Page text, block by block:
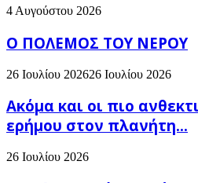
4 Αυγούστου 2026
Ο ΠΟΛΕΜΟΣ ΤΟΥ ΝΕΡΟΥ
26 Ιουλίου 202626 Ιουλίου 2026
Ακόμα και οι πιο
ερήμου στον πλανήτη...
26 Ιουλίου 2026